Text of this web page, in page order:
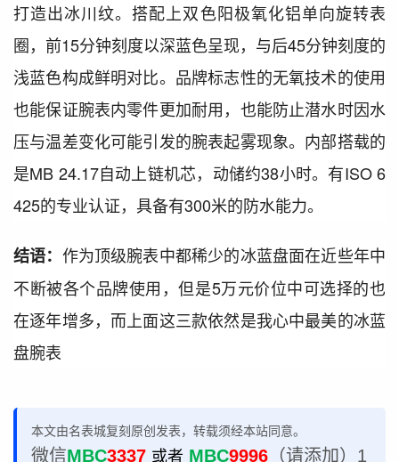
打造出冰川纹。搭配上双色阳极氧化铝单向旋转表
圈，前15分钟刻度以深蓝色呈现，与后45分钟刻度的
浅蓝色构成鲜明对比。品牌标志性的无氧技术的使用
也能保证腕表内零件更加耐用，也能防止潜水时因水
压与温差变化可能引发的腕表起雾现象。内部搭载的
是MB 24.17自动上链机芯，动储约38小时。有ISO 6
425的专业认证，具备有300米的防水能力。
结语： 作为顶级腕表中都稀少的冰蓝盘面在近些年中
不断被各个品牌使用，但是5万元价位中可选择的也
在逐年增多，而上面这三款依然是我心中最美的冰蓝
盘腕表
本文由名表城复刻原创发表，转载须经本站同意。
微信MBC3337 或者 MBC9996 （请添加）1